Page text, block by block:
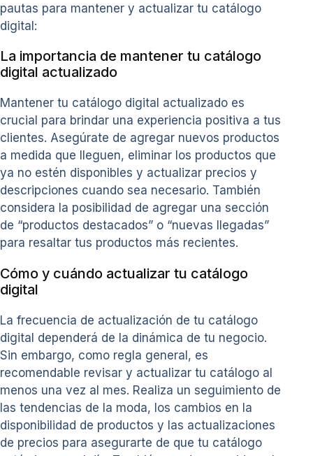
pautas para mantener y actualizar tu catálogo
digital:
La importancia de mantener tu catálogo
digital actualizado
Mantener tu catálogo digital actualizado es
crucial para brindar una experiencia positiva a tus
clientes. Asegúrate de agregar nuevos productos
a medida que lleguen, eliminar los productos que
ya no estén disponibles y actualizar precios y
descripciones cuando sea necesario. También
considera la posibilidad de agregar una sección
de “productos destacados” o “nuevas llegadas”
para resaltar tus productos más recientes.
Cómo y cuándo actualizar tu catálogo
digital
La frecuencia de actualización de tu catálogo
digital dependerá de la dinámica de tu negocio.
Sin embargo, como regla general, es
recomendable revisar y actualizar tu catálogo al
menos una vez al mes. Realiza un seguimiento de
las tendencias de la moda, los cambios en la
disponibilidad de productos y las actualizaciones
de precios para asegurarte de que tu catálogo